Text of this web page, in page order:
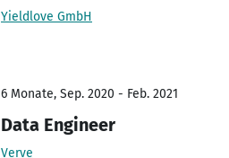
Yieldlove GmbH
6 Monate, Sep. 2020 - Feb. 2021
Data Engineer
Verve